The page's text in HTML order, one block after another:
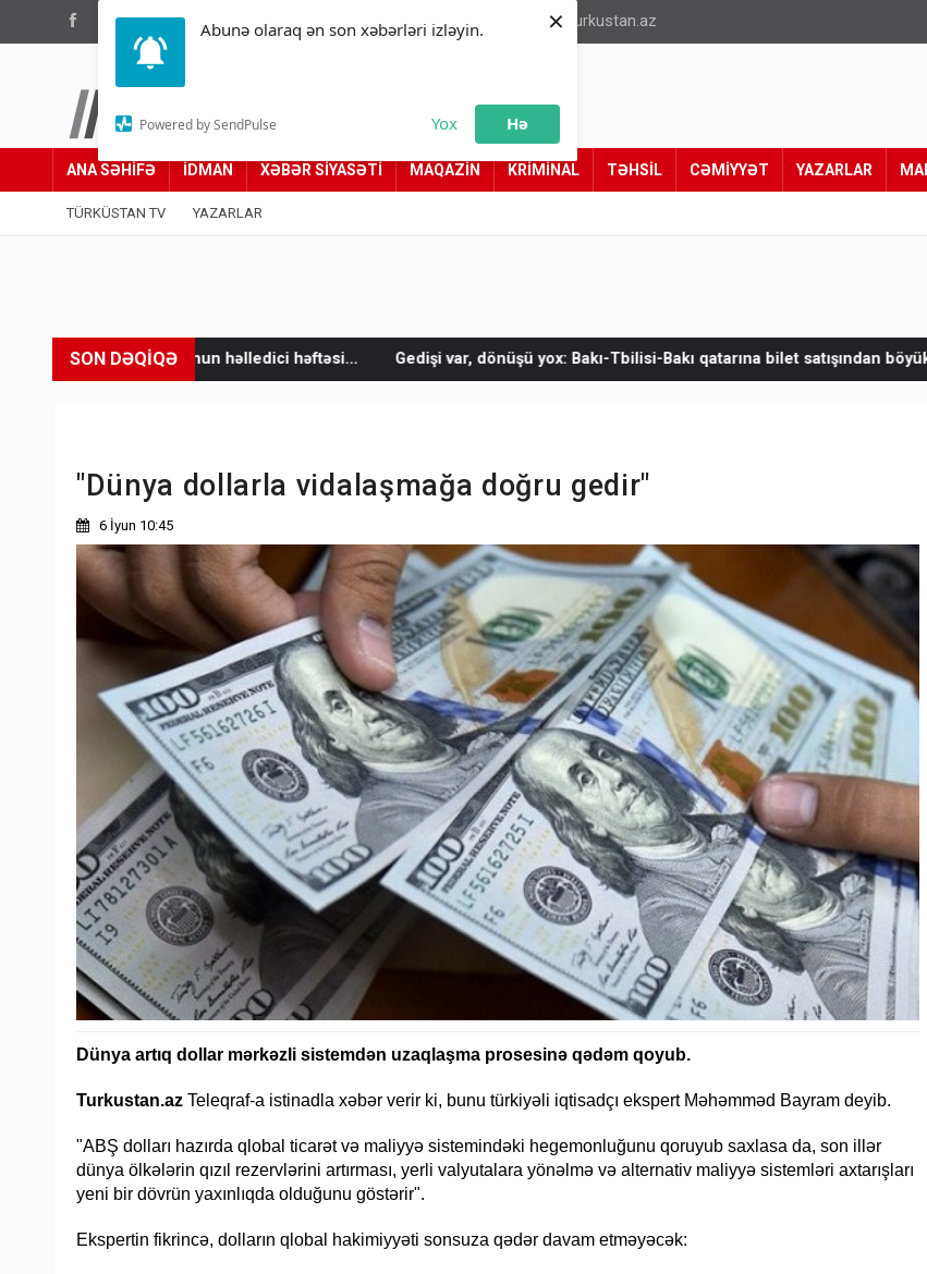
Abunə olaraq ən son xəbərləri izləyin.
Powered by SendPulse Yox Hə
×
(012) 449 94 05 info@turkustan.az
Türküstan.az
Adımız yolumuzdur
ANA SƏHİFƏ İDMAN XƏBƏR SİYASƏTİ MAQAZİN KRİMİNAL TƏHSİL CƏMİYYƏT YAZARLAR
TÜRKÜSTAN TV YAZARLAR
SON DƏQİQƏ
həlledici həftəsi... Gedişi var, dönüşü yox: Bakı-Tbilisi-Bakı qatarına bilet satışından böyük narazılıq
"Dünya dollarla vidalaşmağa doğru gedir"
6 İyun 10:45
Dünya artıq dollar mərkəzli sistemdən uzaqlaşma prosesinə qədəm qoyub.
Turkustan.az Teleqraf-a istinadla xəbər verir ki, bunu türkiyəli iqtisadçı ekspert Məhəmməd Bayram deyib.
"ABŞ dolları hazırda qlobal ticarət və maliyyə sistemindəki hegemonluğunu qoruyub saxlasa da, son illər
dünya ölkələrin qızıl rezervlərini artırması, yerli valyutalara yönəlmə və alternativ maliyyə sistemləri axtarışları
yeni bir dövrün yaxınlıqda olduğunu göstərir".
Ekspertin fikrincə, dolların qlobal hakimiyyəti sonsuza qədər davam etməyəcək: